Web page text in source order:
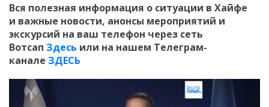
Вся полезная информация о ситуации в Хайфе
и важные новости, анонсы мероприятий и
экскурсий на ваш телефон через сеть
Вотсап Здесь или на нашем Телеграм-
канале ЗДЕСЬ